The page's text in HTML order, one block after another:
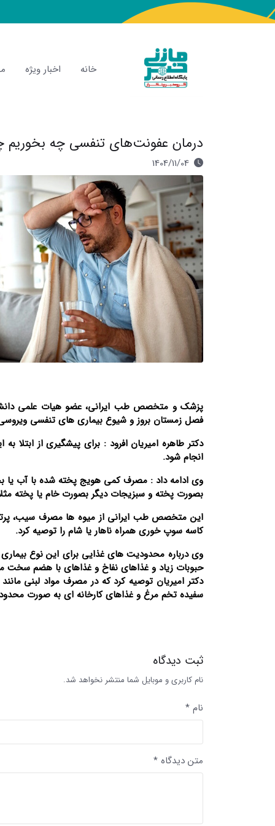
خانه اخبار ویژه
درمان عفونت‌های تنفسی چه بخوریم
1404/11/04
پزشک و متخصص طب ایرانی، عضو هیات علمی
فصل زمستان بروز و شیوع بیماری های تنفسی ویروسی
دکتر طاهره امیریان افرود : برای پیشگیری از
انجام شود.
وی ادامه داد : مصرف کمی هویج پخته شده با آب یا
بصورت پخته و سبزیجات دیگر بصورت خام یا پخته
این متخصص طب ایرانی از میوه ها مصرف سیب،
کاسه سوپ خوری همراه ناهار یا شام را توصیه کرد.
وی درباره محدودیت های غذایی برای این نوع
حبوبات زیاد و غذاهای نفاخ و غذاهای با هضم سخت
دکتر امیریان توصیه کرد که در مصرف مواد لبنی
سفیده تخم مرغ و غذاهای کارخانه ای به صورت
ثبت دیدگاه
نام کاربری و موبایل شما منتشر نخواهد شد.
نام *
متن دیدگاه *